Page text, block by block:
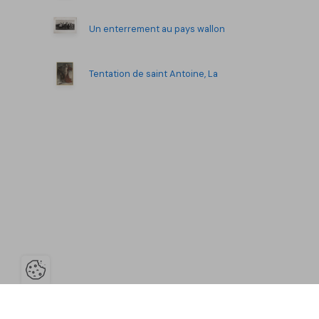
Un enterrement au pays wallon
Tentation de saint Antoine, La
Ouvrir la barre de gestion des